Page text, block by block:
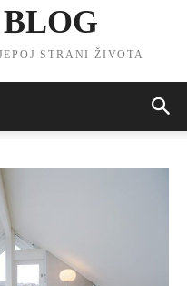
STRANI ŽIVOTA